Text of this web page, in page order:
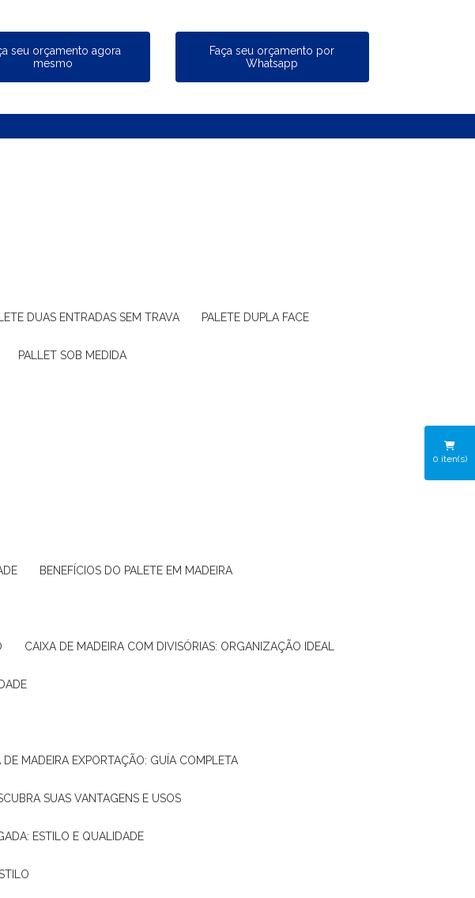
seu orçamento agora
mesmo
Faça seu orçamento por
Whatsapp
DUAS ENTRADAS SEM TRAVA PALETE DUPLA FACE
PALLET SOB MEDIDA
BENEFÍCIOS DO PALETE EM MADEIRA
CAIXA DE MADEIRA COM DIVISÓRIAS: ORGANIZAÇÃO IDEAL
DE MADEIRA EXPORTAÇÃO: GUÍA COMPLETA
SUAS VANTAGENS E USOS
ESTILO E QUALIDADE
0 iten(s)